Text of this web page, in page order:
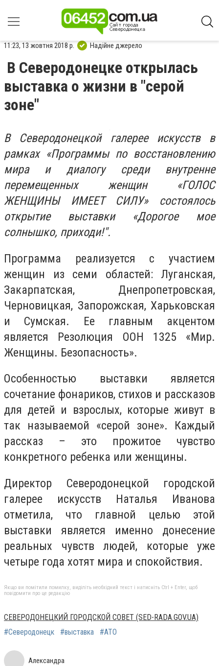
11:23, 13 жовтня 2018 р. Надійне джерело
В Северодонецке открылась
выставка о жизни в "серой
зоне"
В Северодонецкой галерее искусств в
рамках «Программы по восстановлению
мира и диалогу среди внутренне
перемещенных женщин «ГОЛОС
ЖЕНЩИНЫ ИМЕЕТ СИЛУ» состоялось
открытие выставки «Дорогое мое
солнышко, приходи!".
Программа реализуется с участием
женщин из семи областей: Луганская,
Закарпатская, Днепропетровская,
Черновицкая, Запорожская, Харьковская
и Сумская. Ее главным акцентом
является Резолюция ООН 1325 «Мир.
Женщины. Безопасность».
Особенностью выставки является
сочетание фонариков, стихов и рассказов
для детей и взрослых, которые живут в
так называемой «серой зоне». Каждый
рассказ – это прожитое чувство
конкретного ребенка или женщины.
Директор Северодонецкой городской
галерее искусств Наталья Иванова
отметила, что главной целью этой
выставки является именно донесение
реальных чувств людей, которые уже
четыре года хотят мира и спокойствия.
Якщо ви помітили помилку, виділіть необхідний текст і натисніть Ctrl + Enter, щоб
повідомити про це редакцію
СЕВЕРОДОНЕЦКИЙ ГОРОДСКОЙ СОВЕТ (SED-RADA.GOV.UA)
#Северодонецк
#выставка #АТО
Александра